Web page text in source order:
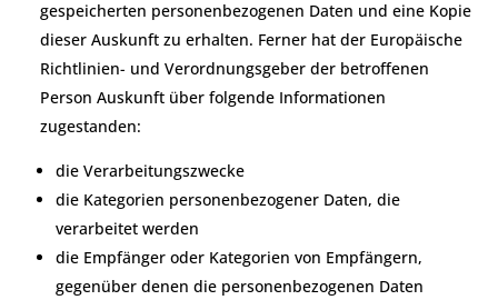
gespeicherten personenbezogenen Daten und eine Kopie
dieser Auskunft zu erhalten. Ferner hat der Europäische
Richtlinien- und Verordnungsgeber der betroffenen
Person Auskunft über folgende Informationen
zugestanden:
die Verarbeitungszwecke
die Kategorien personenbezogener Daten, die
verarbeitet werden
die Empfänger oder Kategorien von Empfängern,
gegenüber denen die personenbezogenen Daten